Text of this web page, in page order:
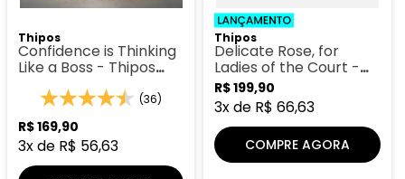
Thipos
Confidence is Thinking
Like a Boss - Thipos
(36)
R$169,90
3x de R$ 56,63
Thipos
Delicate Rose, for
Ladies of the Court -
Thipos 145
R$199,90
3x de R$ 66,63
COMPRE AGORA